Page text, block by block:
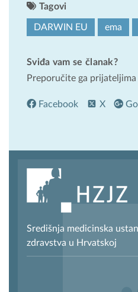
Tagovi
DARWIN EU ema
Sviđa vam se članak?
Preporučite ga
Facebook X
Središnja medicinska
zdravstva u Hrvatskoj